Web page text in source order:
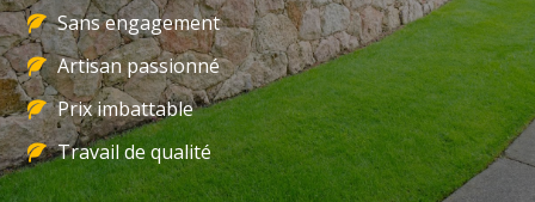
Sans engagement
Artisan passionné
Prix imbattable
Travail de qualité